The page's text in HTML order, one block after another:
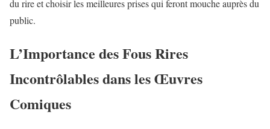
du rire et choisir les meilleures prises qui feront mouche auprès du
public.
L’Importance des Fous Rires
Incontrôlables dans les Œuvres
Comiques